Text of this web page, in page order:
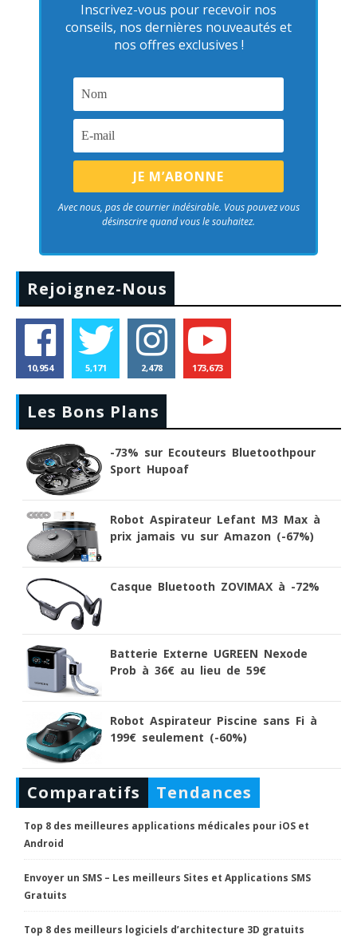
Inscrivez-vous pour recevoir nos
conseils, nos dernières nouveautés et
nos offres exclusives !
Avec nous, pas de courrier indésirable. Vous pouvez vous
désinscrire quand vous le souhaitez.
Rejoignez-Nous
10,954 5,171 2,478 173,673
Les Bons Plans
-73% sur Ecouteurs Bluetoothpour
Sport Hupoaf
Robot Aspirateur Lefant M3 Max à
prix jamais vu sur Amazon (-67%)
Casque Bluetooth ZOVIMAX à -72%
Batterie Externe UGREEN Nexode
Prob à 36€ au lieu de 59€
Robot Aspirateur Piscine sans Fi à
199€ seulement (-60%)
Comparatifs Tendances
Top 8 des meilleures applications médicales pour iOS et
Android
Envoyer un SMS – Les meilleurs Sites et Applications SMS
Gratuits
Top 8 des meilleurs logiciels d’architecture 3D gratuits